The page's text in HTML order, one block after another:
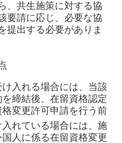
、共生施策に対する協
要請に応じ、必要な協
提出する必要がありま
入れる場合には、当該
締結後、在留資格認定
変更許可申請を行う前
れている場合には、施
人に係る在留資格変更